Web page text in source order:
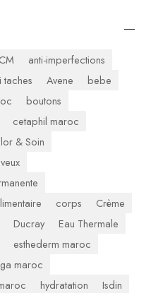
anti-imperfections
taches Avene
bebe
boutons
cetaphil maroc
& Soin
corps
Crème
Ducray
Eau Thermale
esthederm maroc
maroc
hydratation
Isdin